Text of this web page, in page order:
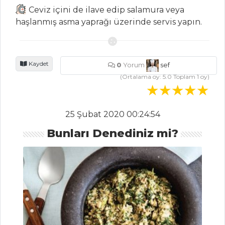
Şerbeti
Kızılcık Şerbeti
Tarifleri
Somon
LEVREK SARMA
Marine Edilmiş
Somon Filato
Balık Yemekleri
Tüm Tarifleri
Ceviz içini de ilave edip salamura veya
haşlanmış asma yaprağı üzerinde servis yapın.
Kaydet 0 Yorum
sef
(Ortalama oy:5.0Toplam1oy)
25 Şubat 2020 00:24:54
Bunları Denediniz mi?